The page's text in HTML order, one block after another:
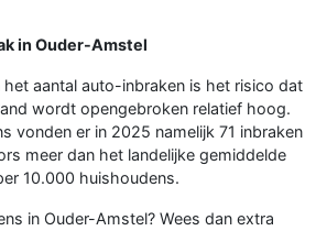
in Ouder-Amstel
aantal auto-inbraken is het risico dat
wordt opengebroken relatief hoog.
vonden er in 2025 namelijk 71 inbraken
meer dan het landelijke gemiddelde
10.000 huishoudens.
in Ouder-Amstel? Wees dan extra